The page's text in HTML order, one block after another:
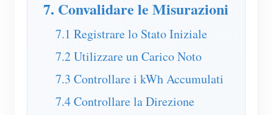
7. Convalidare le Misurazioni
7.1 Registrare lo Stato Iniziale
7.2 Utilizzare un Carico Noto
7.3 Controllare i kWh Accumulati
7.4 Controllare la Direzione